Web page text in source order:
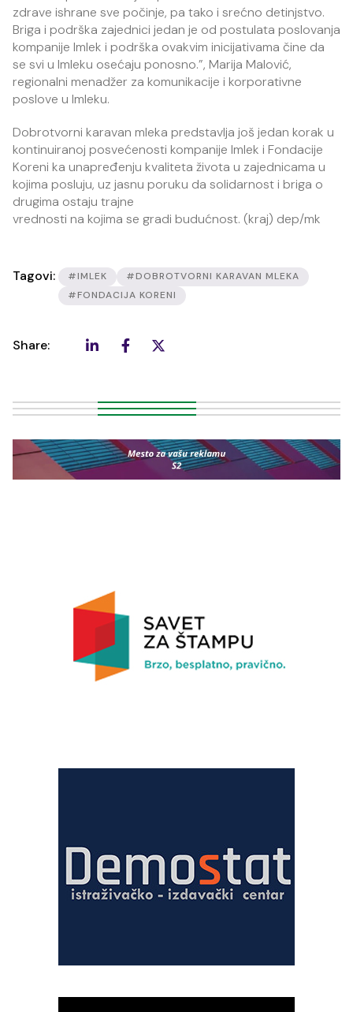
zdrave ishrane sve počinje, pa tako i srećno detinjstvo.
Briga i podrška zajednici jedan je od postulata poslovanja
kompanije Imlek i podrška ovakvim inicijativama čine da
se svi u Imleku osećaju ponosno.”, Marija Malović,
regionalni menadžer za komunikacije i korporativne
poslove u Imleku.
Dobrotvorni karavan mleka predstavlja još jedan korak u
kontinuiranoj posvećenosti kompanije Imlek i Fondacije
Koreni ka unapređenju kvaliteta života u zajednicama u
kojima posluju, uz jasnu poruku da solidarnost i briga o
drugima ostaju trajne
vrednosti na kojima se gradi budućnost. (kraj) dep/mk
Tagovi: #IMLEK
#DOBROTVORNI KARAVAN MLEKA
#FONDACIJA KORENI
Share: